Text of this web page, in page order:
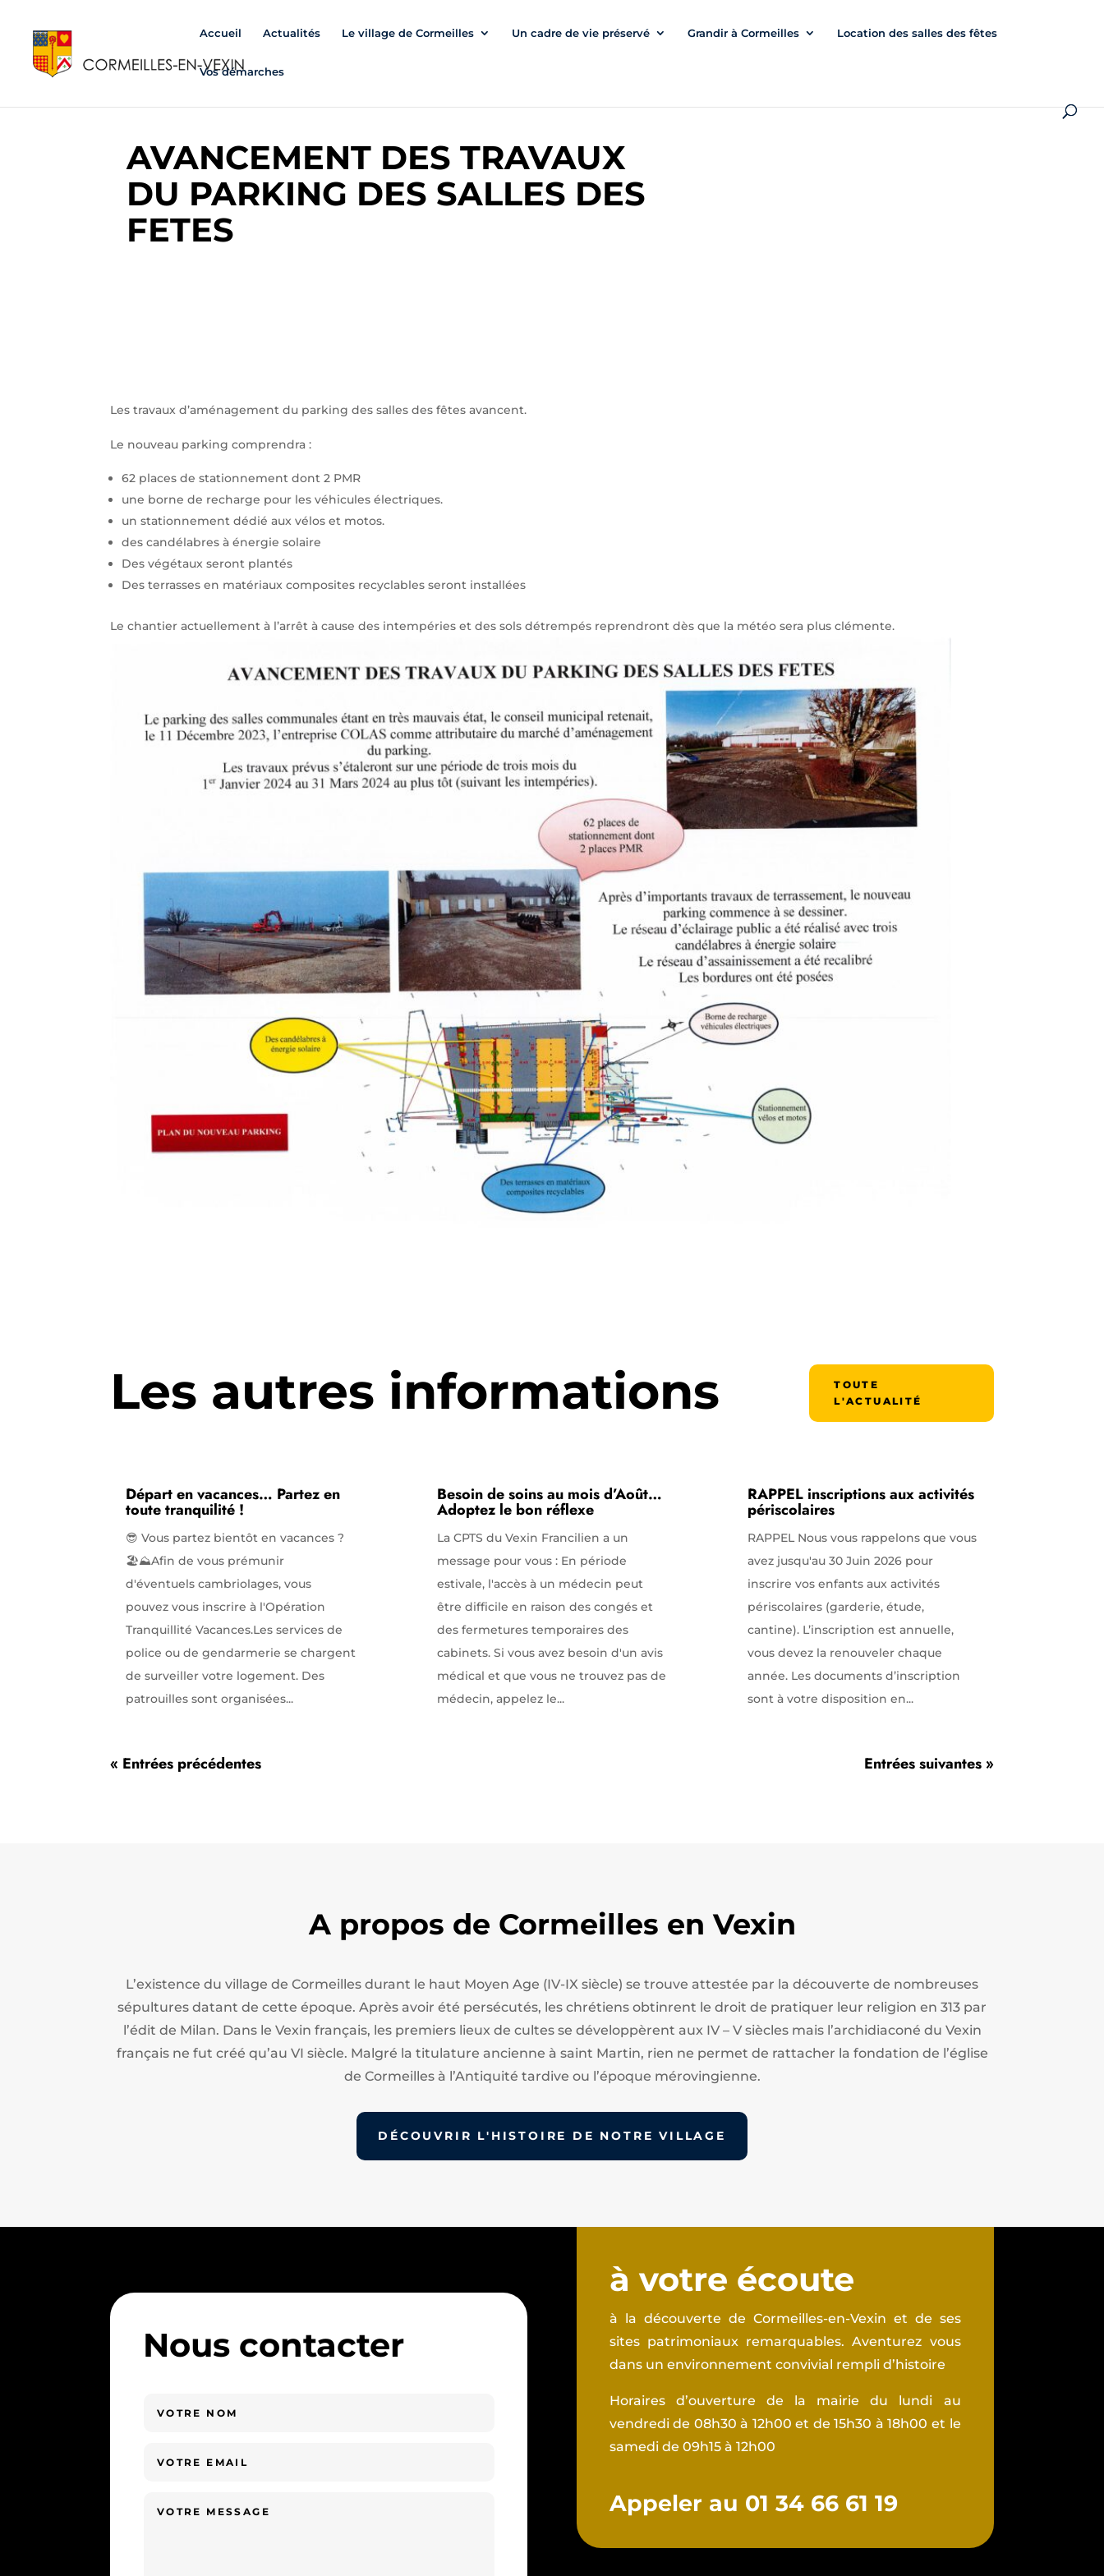
Accueil Actualités Le village de Cormeilles Un cadre de vie préservé Grandir à Cormeilles Location des salles des fêtes
Vos démarches
AVANCEMENT DES TRAVAUX
DU PARKING DES SALLES DES
FETES
Les travaux d’aménagement du parking des salles des fêtes avancent.
Le nouveau parking comprendra :
62 places de stationnement dont 2 PMR
une borne de recharge pour les véhicules électriques.
un stationnement dédié aux vélos et motos.
des candélabres à énergie solaire
Des végétaux seront plantés
Des terrasses en matériaux composites recyclables seront installées
Le chantier actuellement à l’arrêt à cause des intempéries et des sols détrempés reprendront dès que la météo sera plus clémente.
Les autres informations
TOUTE
L'ACTUALITÉ
Départ en vacances… Partez en
toute tranquilité !
😎 Vous partez bientôt en vacances ?
🏖️⛰️Afin de vous prémunir
d'éventuels cambriolages, vous
pouvez vous inscrire à l'Opération
Tranquillité Vacances.Les services de
police ou de gendarmerie se chargent
de surveiller votre logement. Des
patrouilles sont organisées...
Besoin de soins au mois d’Août…
Adoptez le bon réflexe
La CPTS du Vexin Francilien a un
message pour vous : En période
estivale, l'accès à un médecin peut
être difficile en raison des congés et
des fermetures temporaires des
cabinets. Si vous avez besoin d'un avis
médical et que vous ne trouvez pas de
médecin, appelez le...
RAPPEL inscriptions aux activités
périscolaires
RAPPEL Nous vous rappelons que vous
avez jusqu'au 30 Juin 2026 pour
inscrire vos enfants aux activités
périscolaires (garderie, étude,
cantine). L’inscription est annuelle,
vous devez la renouveler chaque
année. Les documents d’inscription
sont à votre disposition en...
« Entrées précédentes Entrées suivantes »
A propos de Cormeilles en Vexin
L’existence du village de Cormeilles durant le haut Moyen Age (IV-IX siècle) se trouve attestée par la découverte de nombreuses
sépultures datant de cette époque. Après avoir été persécutés, les chrétiens obtinrent le droit de pratiquer leur religion en 313 par
l’édit de Milan. Dans le Vexin français, les premiers lieux de cultes se développèrent aux IV – V siècles mais l’archidiaconé du Vexin
français ne fut créé qu’au VI siècle. Malgré la titulature ancienne à saint Martin, rien ne permet de rattacher la fondation de l’église
de Cormeilles à l’Antiquité tardive ou l’époque mérovingienne.
DÉCOUVRIR L'HISTOIRE DE NOTRE VILLAGE
Nous contacter
à votre écoute
à la découverte de Cormeilles-en-Vexin et de ses
sites patrimoniaux remarquables. Aventurez vous
dans un environnement convivial rempli d’histoire
Horaires d’ouverture de la mairie du lundi au
vendredi de 08h30 à 12h00 et de 15h30 à 18h00 et le
samedi de 09h15 à 12h00
Appeler au 01 34 66 61 19